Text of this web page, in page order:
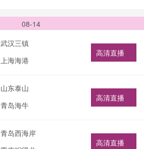
08-14
武汉三镇
上海海港
高清直播
山东泰山
青岛海牛
高清直播
青岛西海岸
高清直播